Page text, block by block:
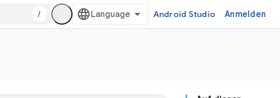
/ Android Studio Anmelden